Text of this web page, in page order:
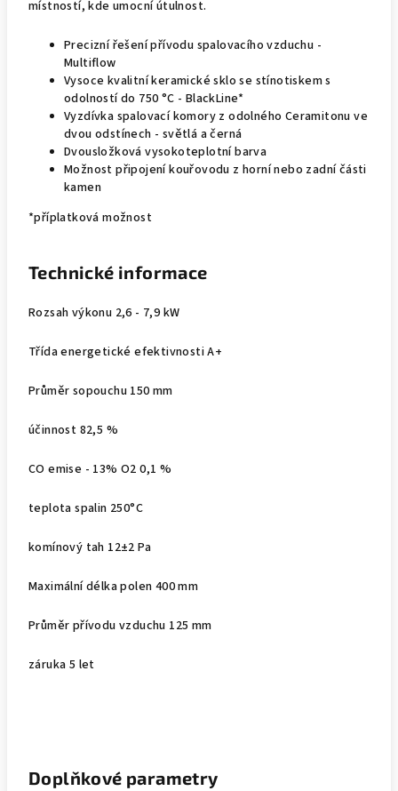
místností, kde umocní útulnost.
Precizní řešení přívodu spalovacího vzduchu -
Multiflow
Vysoce kvalitní keramické sklo se stínotiskem s
odolností do 750 °C - BlackLine*
Vyzdívka spalovací komory z odolného Ceramitonu ve
dvou odstínech - světlá a černá
Dvousložková vysokoteplotní barva
Možnost připojení kouřovodu z horní nebo zadní části
kamen
*příplatková možnost
Technické informace
Rozsah výkonu 2,6 - 7,9 kW
Třída energetické efektivnosti A+
Průměr sopouchu 150 mm
účinnost 82,5 %
CO emise - 13% O2 0,1 %
teplota spalin 250°C
komínový tah 12±2 Pa
Maximální délka polen 400 mm
Průměr přívodu vzduchu 125 mm
záruka 5 let
Doplňkové parametry